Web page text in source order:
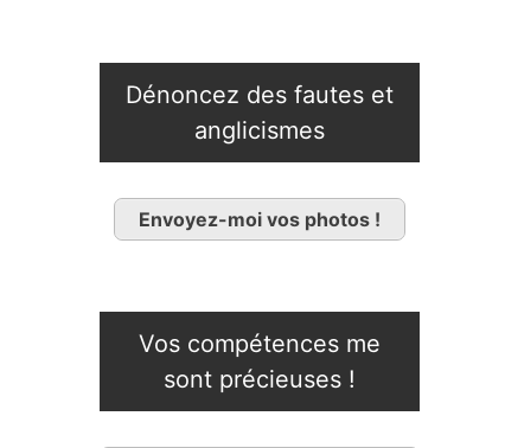
Dénoncez des fautes et
anglicismes
Envoyez-moi vos photos !
Vos compétences me
sont précieuses !